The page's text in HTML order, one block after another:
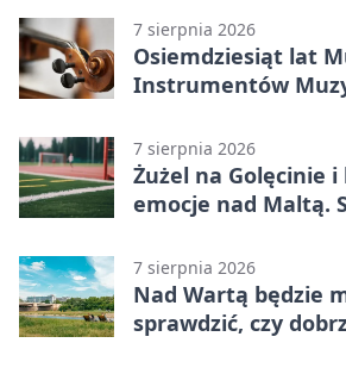
7 sierpnia 2026
Osiemdziesiąt lat
Instrumentów
7 sierpnia 2026
Żużel na Golęcinie
emocje nad Maltą.
7 sierpnia 2026
Nad Wartą będzie
sprawdzić, czy